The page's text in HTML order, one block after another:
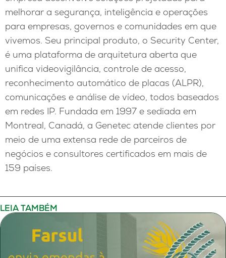
melhorar a segurança, inteligência e operações
para empresas, governos e comunidades em que
vivemos. Seu principal produto, o Security Center,
é uma plataforma de arquitetura aberta que
unifica videovigilância, controle de acesso,
reconhecimento automático de placas (ALPR),
comunicações e análise de vídeo, todos baseados
em redes IP. Fundada em 1997 e sediada em
Montreal, Canadá, a Genetec atende clientes por
meio de uma extensa rede de parceiros de
negócios e consultores certificados em mais de
159 países.
LEIA TAMBÉM